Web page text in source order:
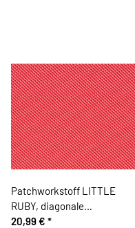
Patchworkstoff LITTLE
RUBY, diagonale
Wellenstreifen, lachsrosa-rot,
20,99 € *